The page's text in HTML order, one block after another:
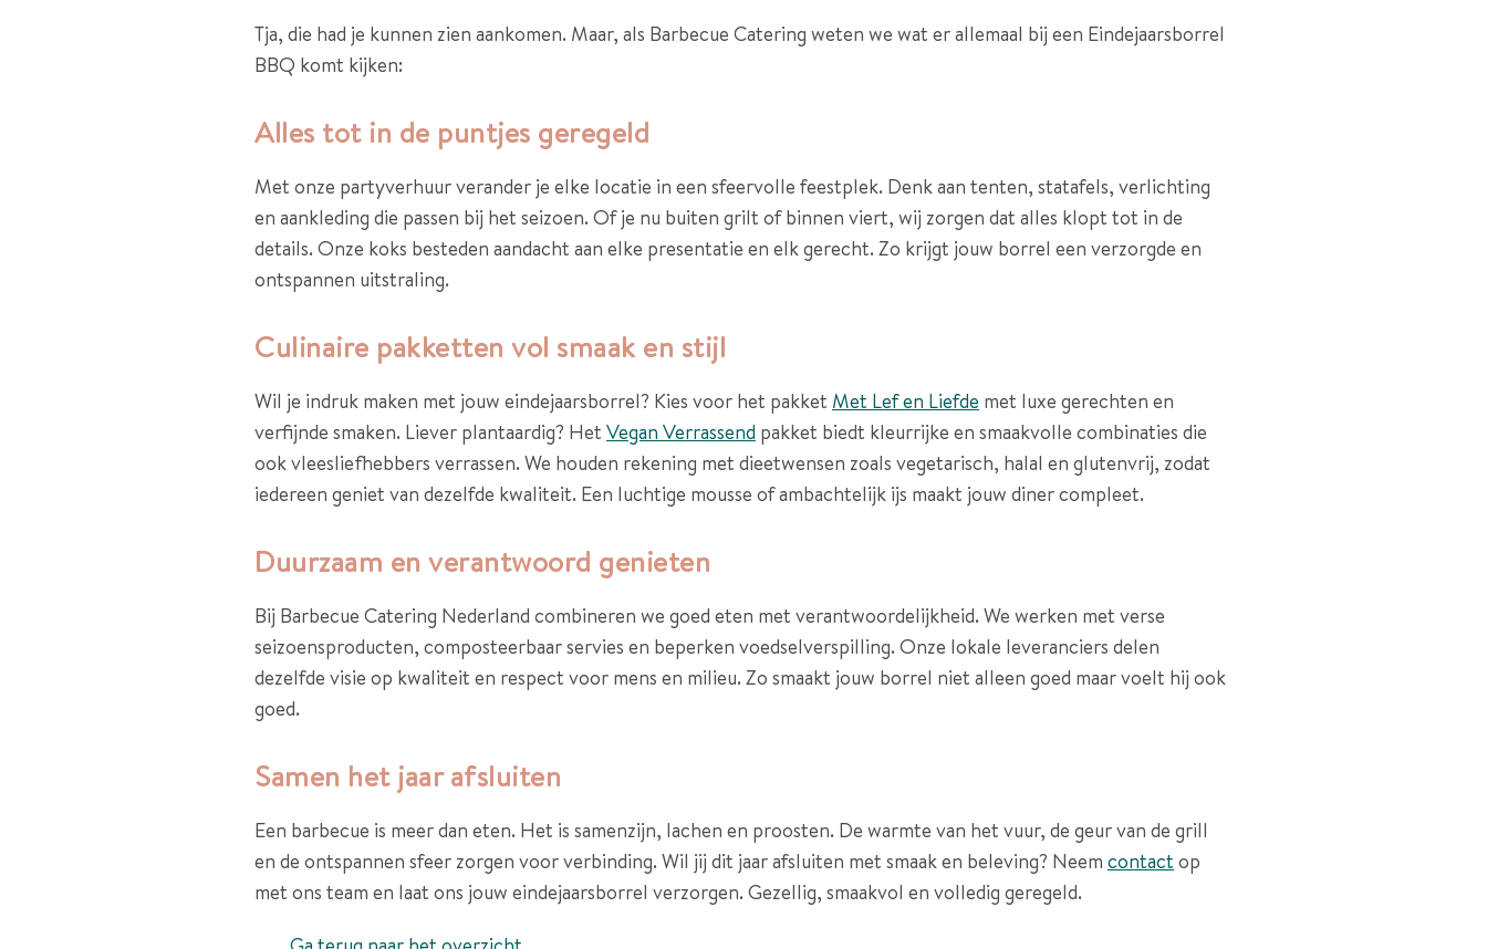
Tja, die had je kunnen zien aankomen. Maar, als Barbecue Catering weten we wat er allemaal bij een Eindejaarsborrel
BBQ komt kijken:
Alles tot in de puntjes geregeld
Met onze partyverhuur verander je elke locatie in een sfeervolle feestplek. Denk aan tenten, statafels, verlichting
en aankleding die passen bij het seizoen. Of je nu buiten grilt of binnen viert, wij zorgen dat alles klopt tot in de
details. Onze koks besteden aandacht aan elke presentatie en elk gerecht. Zo krijgt jouw borrel een verzorgde en
ontspannen uitstraling.
Culinaire pakketten vol smaak en stijl
Wil je indruk maken met jouw eindejaarsborrel? Kies voor het pakket Met Lef en Liefde met luxe gerechten en
verfijnde smaken. Liever plantaardig? Het Vegan Verrassend pakket biedt kleurrijke en smaakvolle combinaties die
ook vleesliefhebbers verrassen. We houden rekening met dieetwensen zoals vegetarisch, halal en glutenvrij, zodat
iedereen geniet van dezelfde kwaliteit. Een luchtige mousse of ambachtelijk ijs maakt jouw diner compleet.
Duurzaam en verantwoord genieten
Bij Barbecue Catering Nederland combineren we goed eten met verantwoordelijkheid. We werken met verse
seizoensproducten, composteerbaar servies en beperken voedselverspilling. Onze lokale leveranciers delen
dezelfde visie op kwaliteit en respect voor mens en milieu. Zo smaakt jouw borrel niet alleen goed maar voelt hij ook
goed.
Samen het jaar afsluiten
Een barbecue is meer dan eten. Het is samenzijn, lachen en proosten. De warmte van het vuur, de geur van de grill
en de ontspannen sfeer zorgen voor verbinding. Wil jij dit jaar afsluiten met smaak en beleving? Neem contact op
met ons team en laat ons jouw eindejaarsborrel verzorgen. Gezellig, smaakvol en volledig geregeld.